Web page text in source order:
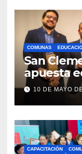
COMUNAS
San
apuesta
10 DE MAYO
CAPACITACIÓN